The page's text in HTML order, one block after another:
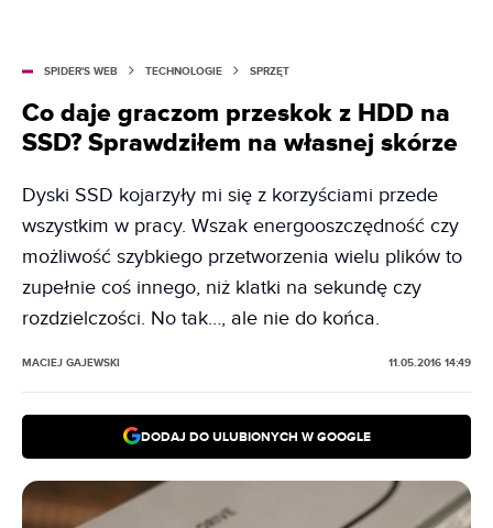
SPIDER'S WEB TECHNOLOGIE SPRZĘT
Co daje graczom przeskok z HDD na
SSD? Sprawdziłem na własnej skórze
Dyski SSD kojarzyły mi się z korzyściami przede
wszystkim w pracy. Wszak energooszczędność czy
możliwość szybkiego przetworzenia wielu plików to
zupełnie coś innego, niż klatki na sekundę czy
rozdzielczości. No tak…, ale nie do końca.
MACIEJ GAJEWSKI 11.05.2016 14:49
DODAJ DO ULUBIONYCH W GOOGLE